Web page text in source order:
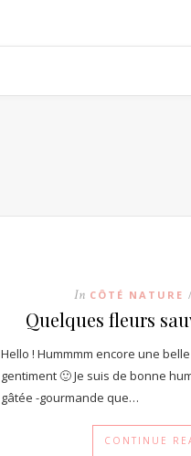
In CÔTÉ NATURE /
Quelques fleurs
Hello ! Hummmm encore une
gentiment 🙂 Je suis de bonne
gâtée -gourmande que…
CONTINUE